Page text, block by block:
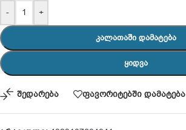
- +
ᲙᲐᲚᲐᲗᲐᲨᲘ ᲓᲐᲛᲐᲢᲔᲑᲐ
ᲧᲘᲓᲕᲐ
შედარება ფავორიტებში დამატება